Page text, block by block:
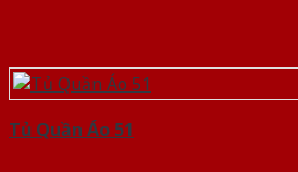
Tủ Quần Áo 51